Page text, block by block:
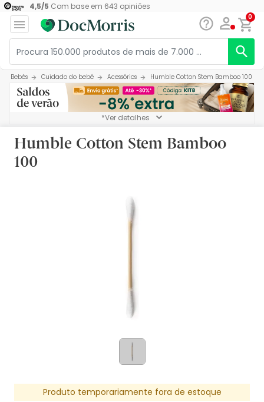
4,5/5 Com base em 643 opiniões
0
Bebés Cuidado do bebé Acessórios Humble Cotton Stem Bamboo 100
*Ver detalhes
Humble Cotton Stem Bamboo
100
Produto temporariamente fora de estoque